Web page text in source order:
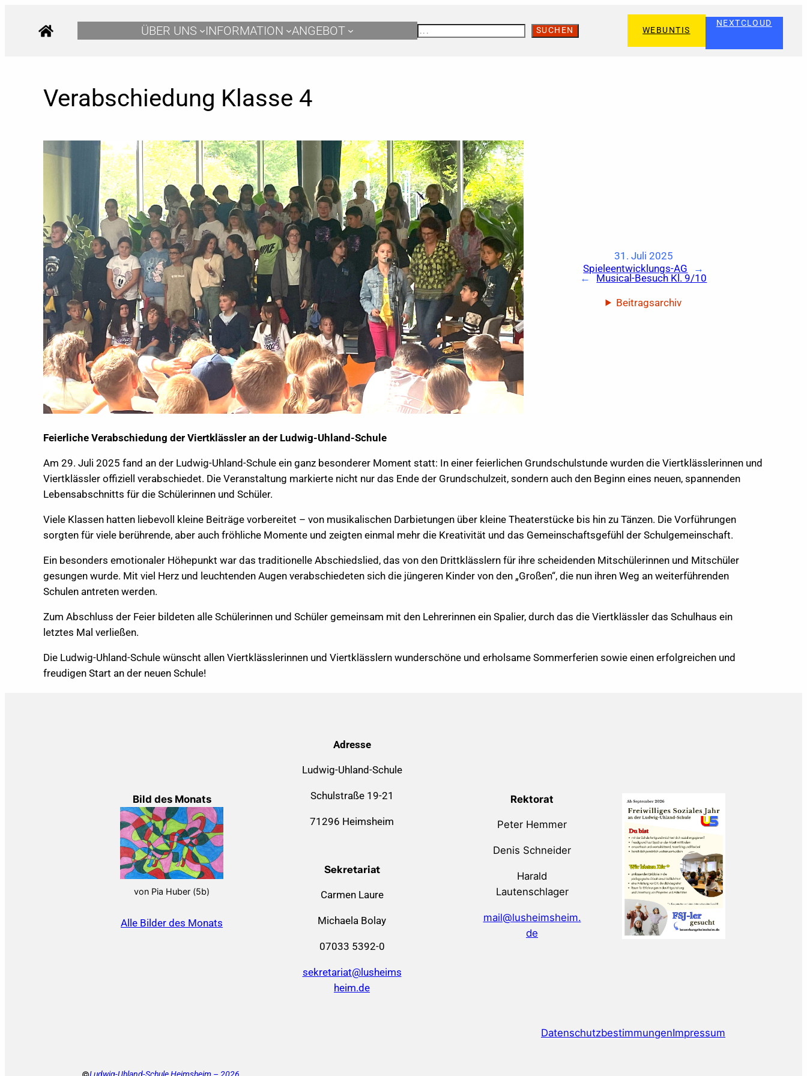
ÜBER UNS INFORMATION ANGEBOT
S
U
SUCHEN WEBUNTIS
NEXTCLOUD
Verabschiedung Klasse 4
31. Juli 2025
Spieleentwicklungs-AG
→
← Musical-Besuch Kl. 9/10
Beitragsarchiv
Feierliche Verabschiedung der Viertklässler an der Ludwig-Uhland-Schule
Am 29. Juli 2025 fand an der Ludwig-Uhland-Schule ein ganz besonderer Moment statt: In einer feierlichen Grundschulstunde wurden die Viertklässlerinnen und
Viertklässler offiziell verabschiedet. Die Veranstaltung markierte nicht nur das Ende der Grundschulzeit, sondern auch den Beginn eines neuen, spannenden
Lebensabschnitts für die Schülerinnen und Schüler.
Viele Klassen hatten liebevoll kleine Beiträge vorbereitet – von musikalischen Darbietungen über kleine Theaterstücke bis hin zu Tänzen. Die Vorführungen
sorgten für viele berührende, aber auch fröhliche Momente und zeigten einmal mehr die Kreativität und das Gemeinschaftsgefühl der Schulgemeinschaft.
Ein besonders emotionaler Höhepunkt war das traditionelle Abschiedslied, das von den Drittklässlern für ihre scheidenden Mitschülerinnen und Mitschüler
gesungen wurde. Mit viel Herz und leuchtenden Augen verabschiedeten sich die jüngeren Kinder von den „Großen“, die nun ihren Weg an weiterführenden
Schulen antreten werden.
Zum Abschluss der Feier bildeten alle Schülerinnen und Schüler gemeinsam mit den Lehrerinnen ein Spalier, durch das die Viertklässler das Schulhaus ein
letztes Mal verließen.
Die Ludwig-Uhland-Schule wünscht allen Viertklässlerinnen und Viertklässlern wunderschöne und erholsame Sommerferien sowie einen erfolgreichen und
freudigen Start an der neuen Schule!
Bild des Monats
von Pia Huber (5b)
Alle Bilder des Monats
Adresse
Ludwig-Uhland-Schule
Schulstraße 19-21
71296 Heimsheim
Sekretariat
Carmen Laure
Michaela Bolay
07033 5392-0
sekretariat@lusheims
heim.de
Rektorat
Peter Hemmer
Denis Schneider
Harald
Lautenschlager
mail@lusheimsheim.
de
DatenschutzbestimmungenImpressum